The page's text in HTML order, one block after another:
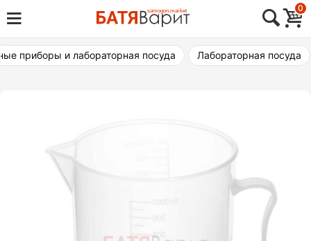
Skip
to
content
Товары для виноделия, самогоноварения,
пивоварения
0
приборы и лабораторная посуда Лабораторная посуда